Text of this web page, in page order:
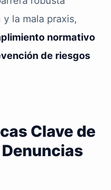
la mala praxis,
normativo
de riesgos
Clave de